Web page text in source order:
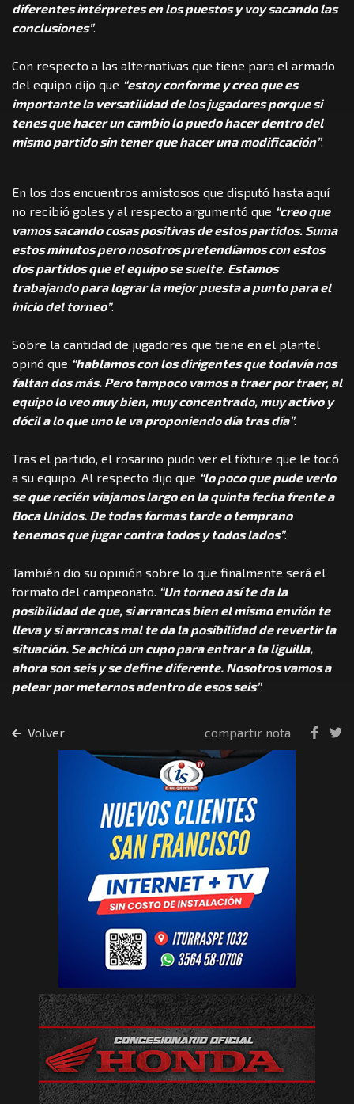
diferentes intérpretes en los puestos y voy sacando las
conclusiones”.
Con respecto a las alternativas que tiene para el armado
del equipo dijo que “estoy conforme y creo que es
importante la versatilidad de los jugadores porque si
tenes que hacer un cambio lo puedo hacer dentro del
mismo partido sin tener que hacer una modificación”.
En los dos encuentros amistosos que disputó hasta aquí
no recibió goles y al respecto argumentó que “creo que
vamos sacando cosas positivas de estos partidos. Suma
estos minutos pero nosotros pretendíamos con estos
dos partidos que el equipo se suelte. Estamos
trabajando para lograr la mejor puesta a punto para el
inicio del torneo”.
Sobre la cantidad de jugadores que tiene en el plantel
opinó que “hablamos con los dirigentes que todavía nos
faltan dos más. Pero tampoco vamos a traer por traer, al
equipo lo veo muy bien, muy concentrado, muy activo y
dócil a lo que uno le va proponiendo día tras día”.
Tras el partido, el rosarino pudo ver el fíxture que le tocó
a su equipo. Al respecto dijo que “lo poco que pude verlo
se que recién viajamos largo en la quinta fecha frente a
Boca Unidos. De todas formas tarde o temprano
tenemos que jugar contra todos y todos lados”.
También dio su opinión sobre lo que finalmente será el
formato del campeonato. “Un torneo así te da la
posibilidad de que, si arrancas bien el mismo envión te
lleva y si arrancas mal te da la posibilidad de revertir la
situación. Se achicó un cupo para entrar a la liguilla,
ahora son seis y se define diferente. Nosotros vamos a
pelear por meternos adentro de esos seis”.
Volver compartir nota